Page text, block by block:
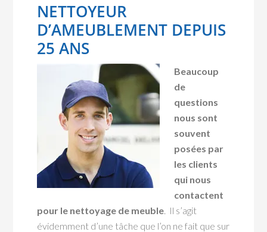
NETTOYEUR
D’AMEUBLEMENT DEPUIS
25 ANS
Beaucoup
de
questions
nous sont
souvent
posées par
les clients
qui nous
contactent
pour le nettoyage de meuble. Il s’agit
évidemment d’une tâche que l’on ne fait que sur